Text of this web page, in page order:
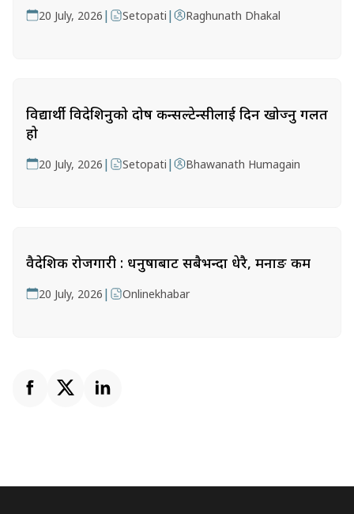
20 July, 2026 | Setopati | Raghunath Dhakal
विद्यार्थी विदेशिनुको दोष कन्सल्टेन्सीलाई दिन खोज्नु गलत
हो
20 July, 2026 | Setopati | Bhawanath Humagain
वैदेशिक रोजगारी : धनुषाबाट सबैभन्दा धेरै, मनाङ कम
20 July, 2026 | Onlinekhabar